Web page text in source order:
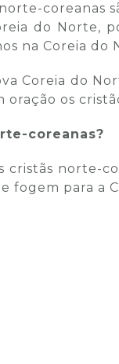
coreanas
do Norte,
na Coreia do
Coreia do
os
coreanas?
norte-
fogem para a